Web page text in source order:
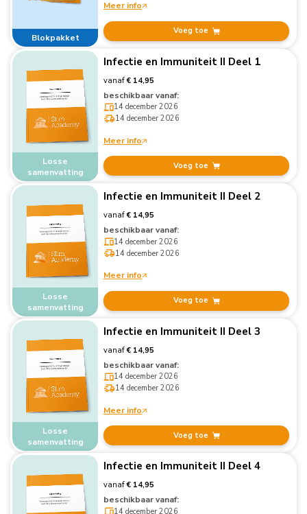
Blokpakket
Meer info
Voeg toe
Losse
samenvatting
Infectie en Immuniteit II Deel 1
vanaf€ 14,95
beschikbaar vanaf:
14 december 2026
14 december 2026
Meer info
Voeg toe
Losse
samenvatting
Infectie en Immuniteit II Deel 2
vanaf€ 14,95
beschikbaar vanaf:
14 december 2026
14 december 2026
Meer info
Voeg toe
Losse
samenvatting
Infectie en Immuniteit II Deel 3
vanaf€ 14,95
beschikbaar vanaf:
14 december 2026
14 december 2026
Meer info
Voeg toe
Infectie en Immuniteit II Deel 4
vanaf€ 14,95
beschikbaar vanaf:
14 december 2026